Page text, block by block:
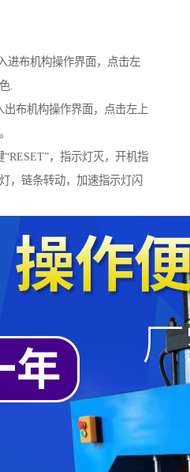
进布机构操作界面，点击左
.
出布机构操作界面，点击左上
，指示灯灭，开机指
，链条转动，加速指示灯闪